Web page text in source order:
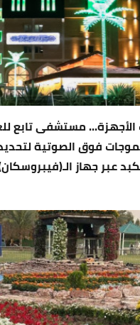
مستشفى تابع
فوق الصوتية
عبر جهاز